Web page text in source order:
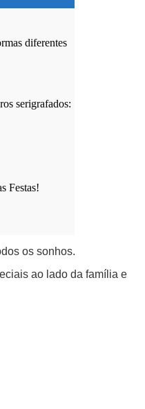
diferentes
serigrafados:
Festas!
os sonhos.
ao lado da família e